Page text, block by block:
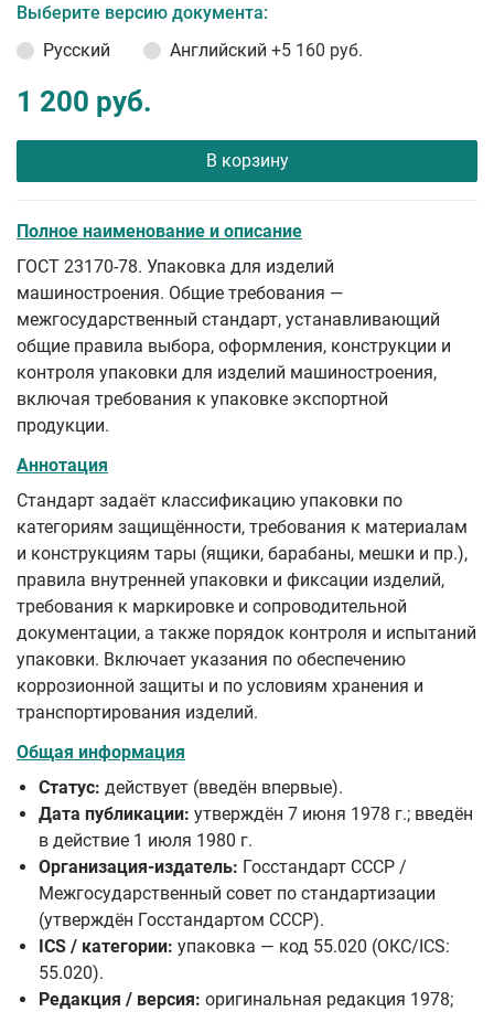
Выберите версию документа:
Русский
Английский +5 160 руб.
1 200 руб.
В корзину
Полное наименование и описание
ГОСТ 23170-78. Упаковка для изделий
машиностроения. Общие требования —
межгосударственный стандарт, устанавливающий
общие правила выбора, оформления, конструкции и
контроля упаковки для изделий машиностроения,
включая требования к упаковке экспортной
продукции.
Аннотация
Стандарт задаёт классификацию упаковки по
категориям защищённости, требования к материалам
и конструкциям тары (ящики, барабаны, мешки и пр.),
правила внутренней упаковки и фиксации изделий,
требования к маркировке и сопроводительной
документации, а также порядок контроля и испытаний
упаковки. Включает указания по обеспечению
коррозионной защиты и по условиям хранения и
транспортирования изделий.
Общая информация
Статус: действует (введён впервые).
Дата публикации: утверждён 7 июня 1978 г.; введён
в действие 1 июля 1980 г.
Организация-издатель: Госстандарт СССР /
Межгосударственный совет по стандартизации
(утверждён Госстандартом СССР).
ICS / категории: упаковка — код 55.020 (ОКС/ICS:
55.020).
Редакция / версия: оригинальная редакция 1978;